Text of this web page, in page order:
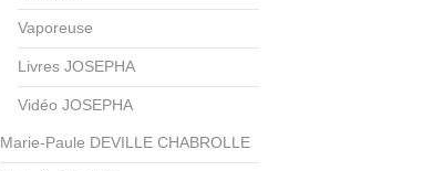
Vaporeuse
Livres JOSEPHA
Vidéo JOSEPHA
Marie-Paule DEVILLE CHABROLLE